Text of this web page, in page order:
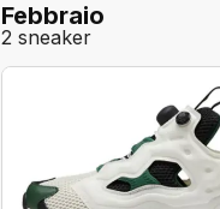
Febbraio
2 sneaker